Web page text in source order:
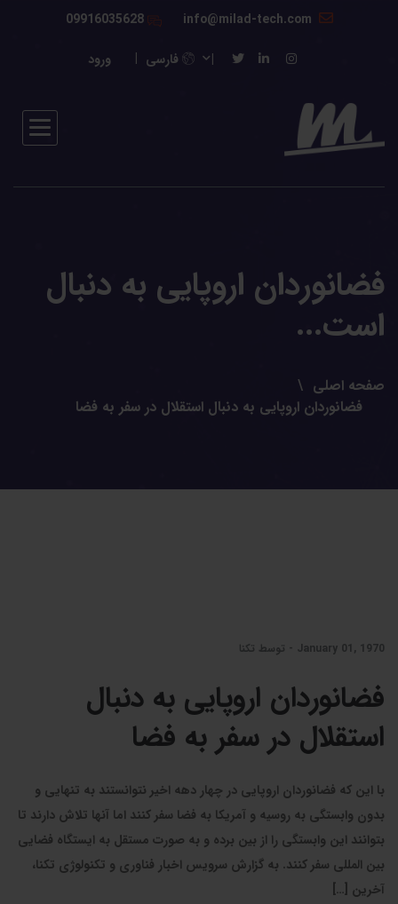
09916035628
فارسی ورود
فضانوردان اروپایی به دنبال
است...
صفحه اصلی
فضانوردان اروپایی به دنبال استقلال در سفر به فضا
January 01, 1970 - توسط تکنا
فضانوردان اروپایی به دنبال
استقلال در سفر به فضا
با این که فضانوردان اروپایی در چهار دهه اخیر نتوانستند به تنهایی و
بدون وابستگی به روسیه و آمریکا به فضا سفر کنند اما آنها تلاش دارند تا
بتوانند این وابستگی را از بین برده و به صورت مستقل به ایستگاه فضایی
بین المللی سفر کنند. به گزارش سرویس اخبار فناوری و تکنولوژی تکنا،
آخرین […]